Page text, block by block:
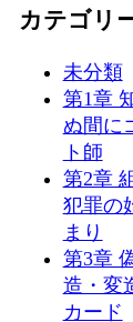
カテゴリ
未分類
第1章
ぬ間に
ト師
第2章
犯罪の
まり
第3章
造・変
カード